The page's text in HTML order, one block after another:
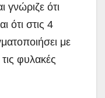
γνώριζε ότι
ότι στις 4
με
φυλακές